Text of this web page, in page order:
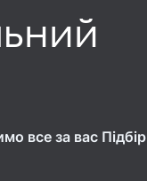
все за вас Підбір